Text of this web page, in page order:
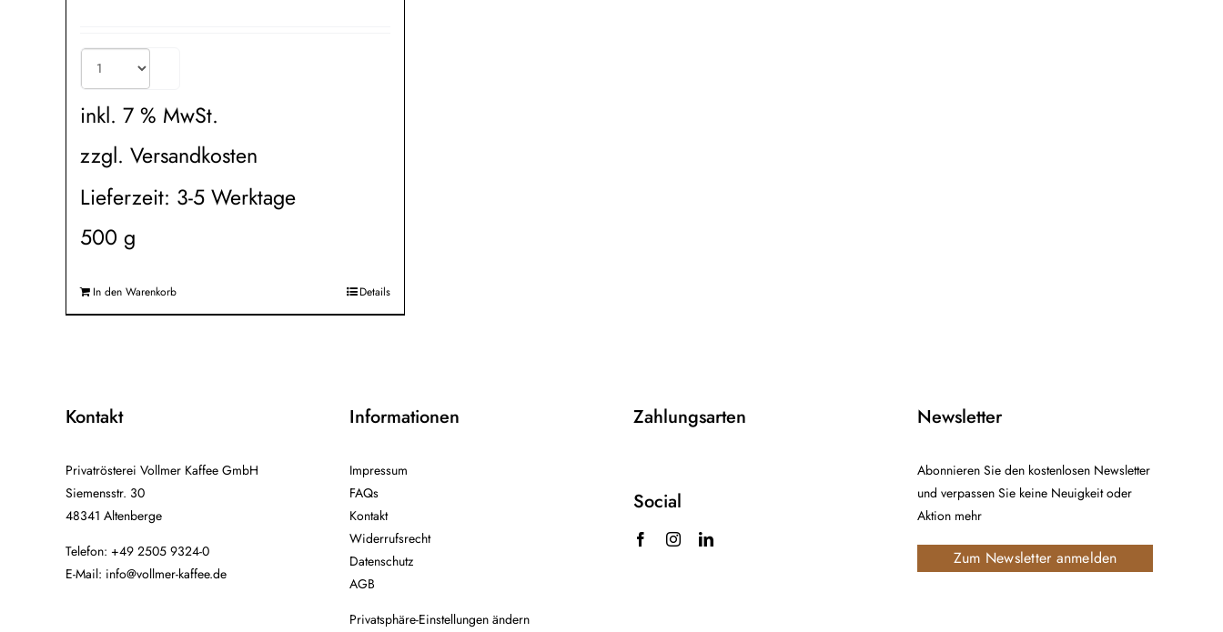
inkl. 7 % MwSt.
zzgl. Versandkosten
Lieferzeit: 3-5 Werktage
500 g
In den Warenkorb Details
Kontakt
Privatrösterei Vollmer Kaffee GmbH
Siemensstr. 30
48341 Altenberge
Telefon: +49 2505 9324-0
E-Mail: info@vollmer-kaffee.de
Informationen
Impressum
FAQs
Kontakt
Widerrufsrecht
Datenschutz
AGB
Privatsphäre-Einstellungen ändern
Zahlungsarten
Social
Newsletter
Abonnieren Sie den kostenlosen Newsletter
und verpassen Sie keine Neuigkeit oder
Aktion mehr
Zum Newsletter anmelden